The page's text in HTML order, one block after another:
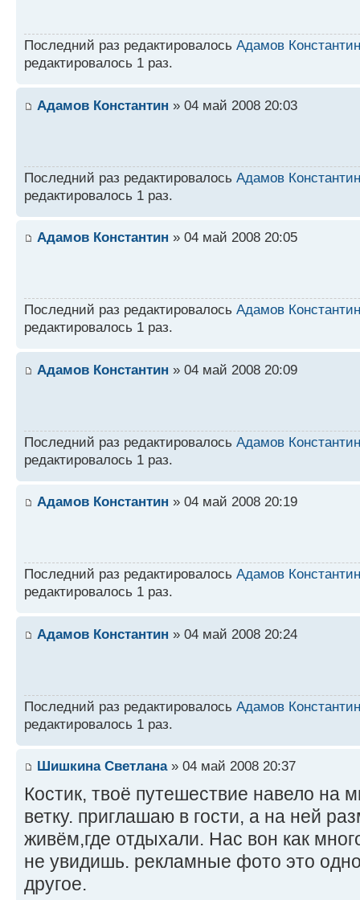
Последний раз редактировалось Адамов Константин
редактировалось 1 раз.
Адамов Константин » 04 май 2008 20:03
Последний раз редактировалось Адамов Константин
редактировалось 1 раз.
Адамов Константин » 04 май 2008 20:05
Последний раз редактировалось Адамов Константин
редактировалось 1 раз.
Адамов Константин » 04 май 2008 20:09
Последний раз редактировалось Адамов Константин
редактировалось 1 раз.
Адамов Константин » 04 май 2008 20:19
Последний раз редактировалось Адамов Константин
редактировалось 1 раз.
Адамов Константин » 04 май 2008 20:24
Последний раз редактировалось Адамов Константин
редактировалось 1 раз.
Шишкина Светлана» 04 май 2008 20:37
Костик, твоё путешествие навело на
ветку. приглашаю в гости, а на ней
живём,где отдыхали. Нас вон как
не увидишь. рекламные фото это
другое.